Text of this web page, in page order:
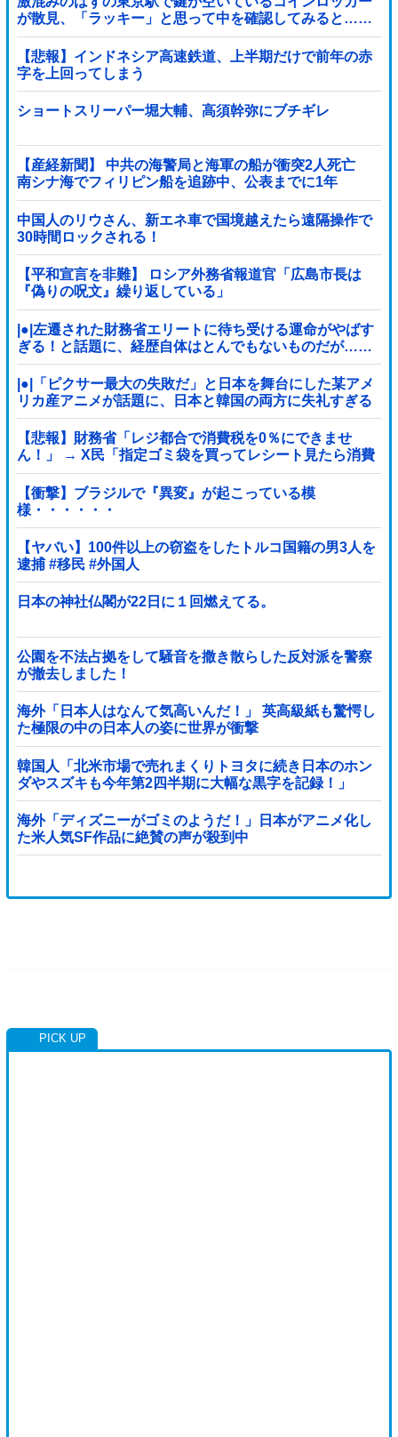
が散見、「ラッキー」と思って中を確認してみると……
【悲報】インドネシア高速鉄道、上半期だけで前年の赤
字を上回ってしまう
wwwwwwwwwwwwwwwwwwwwwwwwwwwwwwwwww
wwwwwwwwwww他
ショートスリーパー堀大輔、高須幹弥にブチギレ
【産経新聞】 中共の海警局と海軍の船が衝突2人死亡
南シナ海でフィリピン船を追跡中、公表までに1年
中国人のリウさん、新エネ車で国境越えたら遠隔操作で
30時間ロックされる！
【平和宣言を非難】 ロシア外務省報道官「広島市長は
『偽りの呪文』繰り返している」
|●|左遷された財務省エリートに待ち受ける運命がやばす
ぎる！と話題に、経歴自体はとんでもないものだが……
|●|「ピクサー最大の失敗だ」と日本を舞台にした某アメ
リカ産アニメが話題に、日本と韓国の両方に失礼すぎる
わ……
【悲報】財務省「レジ都合で消費税を0％にできませ
ん！」 → X民「指定ゴミ袋を買ってレシート見たら消費
税はゼロになるんだけど？」ｗｗｗｗｗｗｗｗ...
【衝撃】ブラジルで『異変』が起こっている模
様・・・・・・
【ヤバい】100件以上の窃盗をしたトルコ国籍の男3人を
逮捕 #移民 #外国人
日本の神社仏閣が22日に１回燃えてる。
公園を不法占拠をして騒音を撒き散らした反対派を警察
が撤去しました！
海外「日本人はなんて気高いんだ！」 英高級紙も驚愕し
た極限の中の日本人の姿に世界が衝撃
韓国人「北米市場で売れまくりトヨタに続き日本のホン
ダやスズキも今年第2四半期に大幅な黒字を記録！」
→「あまりにも見事なV字回復‥」
海外「ディズニーがゴミのようだ！」日本がアニメ化し
た米人気SF作品に絶賛の声が殺到中